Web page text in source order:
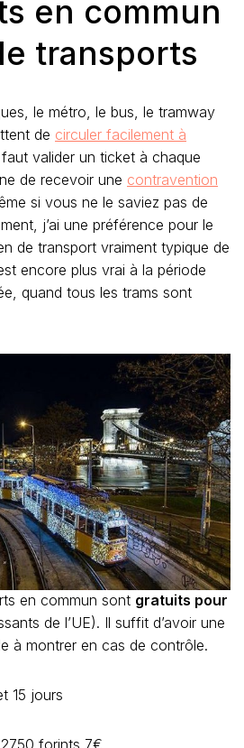
en commun
transports
le métro, le bus, le tramway
de circuler facilement à
valider un ticket à chaque
de recevoir une contravention
si vous ne le saviez pas de
j’ai une préférence pour le
de transport vraiment typique de
encore plus vrai à la période
quand tous les trams sont
en commun sont gratuits pour
de l’UE). Il suffit d’avoir une
à montrer en cas de contrôle.
15 jours